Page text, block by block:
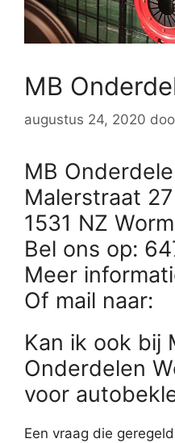
MB
augustus 24, 2020
MB
Malerstraat 27
1531 NZ
Bel ons op:
Meer
Of mail naar:
Kan ik ook bij
Onderdelen
voor
Een vraag die